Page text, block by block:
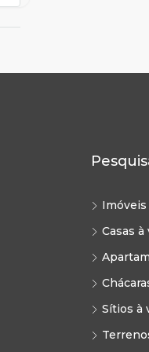
Imóveis
Casas
Sítios à